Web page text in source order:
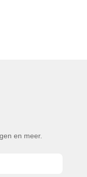
en meer.